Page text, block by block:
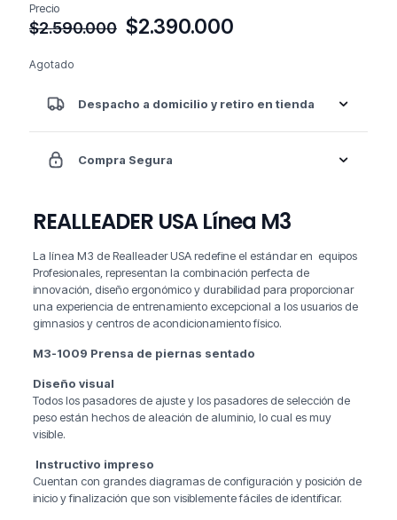
Precio
$2.590.000 El
$2.590.000.
$2.390.000
$2.390.000.
Agotado
Despacho a domicilio y retiro en tienda
Compra Segura
REALLEADER USA Línea M3
La línea M3 de Realleader USA redefine el estándar en equipos
Profesionales, representan la combinación perfecta de
innovación, diseño ergonómico y durabilidad para proporcionar
una experiencia de entrenamiento excepcional a los usuarios de
gimnasios y centros de acondicionamiento físico.
M3-1009 Prensa de piernas sentado
Diseño visual
Todos los pasadores de ajuste y los pasadores de selección de
peso están hechos de aleación de aluminio, lo cual es muy
visible.
Instructivo impreso
Cuentan con grandes diagramas de configuración y posición de
inicio y finalización que son visiblemente fáciles de identificar.